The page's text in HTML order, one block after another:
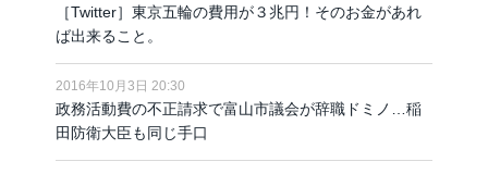
［Twitter］東京五輪の費用が３兆円！そのお金があれ
ば出来ること。
2016年10月3日 20:30
政務活動費の不正請求で富山市議会が辞職ドミノ…稲
田防衛大臣も同じ手口